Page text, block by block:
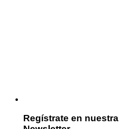
Regístrate en nuestra